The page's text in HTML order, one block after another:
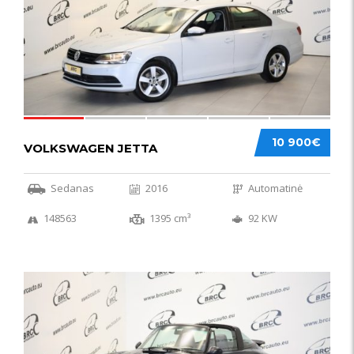
10 900€
VOLKSWAGEN JETTA
Sedanas 2016 Automatinė
148563 1395 cm³ 92 KW
59